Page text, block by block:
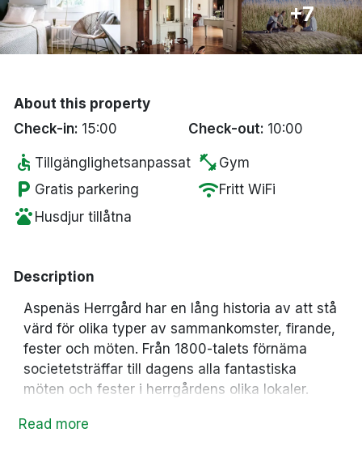
Bergen +7
About this property
Check-in: 15:00 Check-out: 10:00
accessible Tillgänglighetsanpassat fitness_center Gym
local_parking Gratis parkering wifiFritt WiFi
pets Husdjur tillåtna
Description
Aspenäs Herrgård har en lång historia av att stå
värd för olika typer av sammankomster, firande,
fester och möten. Från 1800-talets förnäma
societetsträffar till dagens alla fantastiska
möten och fester i herrgårdens olika lokaler.
Aspens sjöstrand. Från Göteborg är det bara en
Read more